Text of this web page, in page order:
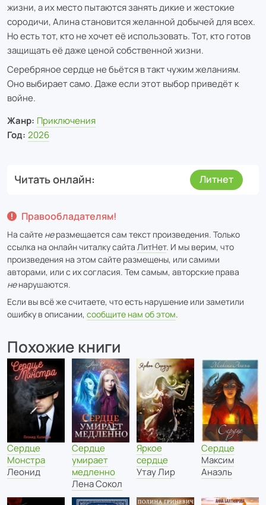
жизни, а их место пытаются занять дикие и жестокие
сородичи, Алина становится желанной добычей для всех.
Но есть тот, кто не хочет её использовать. Тот, кто готов
защищать её даже ценой собственной жизни.
Серебряное сердце не бьётся в такт чужим желаниям.
Оно выбирает само. Даже если этот выбор приведёт к
войне.
Жанр: Приключения
Год: 2026
Читать онлайн Литнет
Правообладателям!
На сайте неразмещается сам текст произведения. Только
ссылка на онлайн читалку сайта ЛитНет. И мы верим, что
произведения на этом сайте размещены, или самими
авторами, или с их согласия. Тем самым, авторские права
ненарушаются.
Если вы всё же считаете, что есть нарушение или заметили
ошибку в описании, сообщите нам об этом.
Похожие книги
Сердце
Монстра
Леонид
Сердце
умирает
медленно
Лена Сокол
Яркое
сердце
Утау Лир
Сердце
Максим
Анаэль